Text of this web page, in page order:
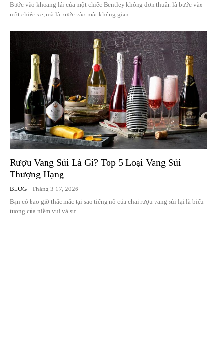
Bước vào khoang lái của một chiếc Bentley không đơn thuần là bước vào
một chiếc xe, mà là bước vào một không gian...
Rượu Vang Sủi Là Gì? Top 5 Loại Vang Sủi
Thượng Hạng
BLOG
Tháng 3 17, 2026
Bạn có bao giờ thắc mắc tại sao tiếng nổ của chai rượu vang sủi lại là biểu
tượng của niềm vui và sự...